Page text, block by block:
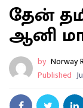
தேன்
ஆனி
by Norway
Published